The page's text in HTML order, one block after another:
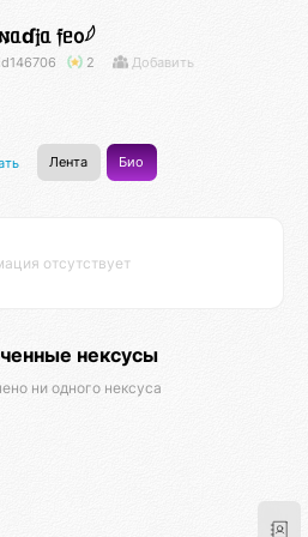
𝔣ᥱ᧐𓆪
2 Добавить
Лента Био
отсутствует
нексусы
ни одного нексуса